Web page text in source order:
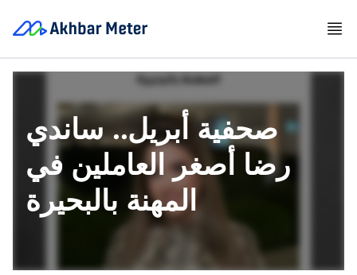
صحفية أبريل.. ساندي
رضا أصغر العاملين في
المهنة بالبحيرة